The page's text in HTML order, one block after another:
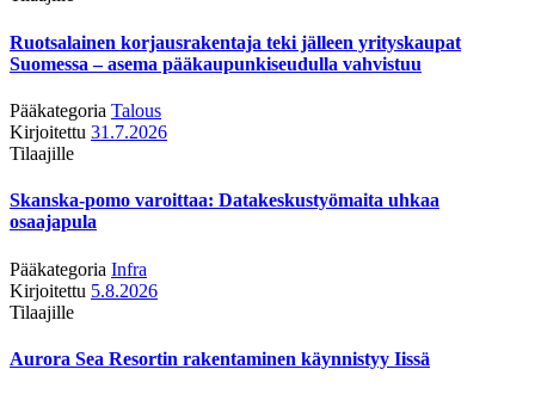
Ruotsalainen korjausrakentaja teki jälleen yrityskaupat
Suomessa – asema pääkaupunkiseudulla vahvistuu
Pääkategoria Talous
Kirjoitettu 31.7.2026
Tilaajille
Skanska-pomo varoittaa: Datakeskustyömaita uhkaa
osaajapula
Pääkategoria Infra
Kirjoitettu 5.8.2026
Tilaajille
Aurora Sea Resortin rakentaminen käynnistyy Iissä